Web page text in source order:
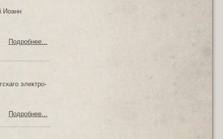
Иоанн
Подробнее...
электро-
Подробнее...